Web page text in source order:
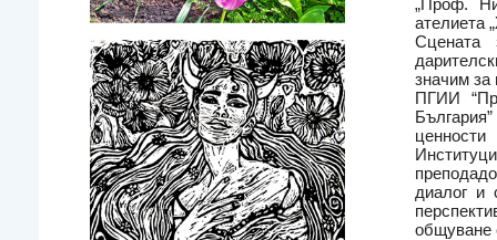
„Проф.
ателиета
Сцената
значим за
ПГИИ
диалог и
общуване